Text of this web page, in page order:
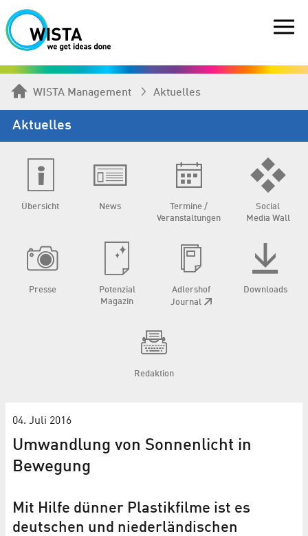
WISTA Management Aktuelles
Aktuelles
Übersicht News
Termine /
Veranstaltungen
Social
Media Wall
Presse
Potenzial
Magazin
Adlershof
Journal
Downloads
Redaktion
04. Juli 2016
Umwandlung von Sonnenlicht in
Bewegung
Mit Hilfe dünner Plastikfilme ist es
deutschen und niederländischen